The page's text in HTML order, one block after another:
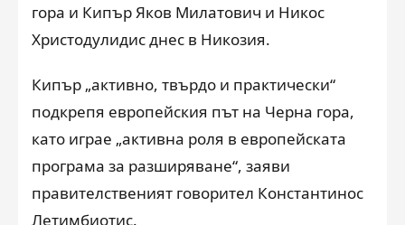
гора и Кипър Яков Милатович и Никос
Христодулидис днес в Никозия.
Кипър „активно, твърдо и практически“
подкрепя европейския път на Черна гора,
като играе „активна роля в европейската
програма за разширяване“, заяви
правителственият говорител Константинос
Летимбиотис.